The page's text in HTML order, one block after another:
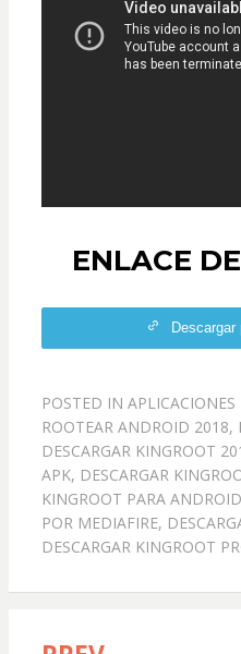
ENLACE
POSTED IN APLICACIONES
ROOTEAR ANDROID 2018,
DESCARGAR KINGROOT
APK, DESCARGAR
KINGROOT PARA ANDROID
POR MEDIAFIRE,
DESCARGAR KINGROOT